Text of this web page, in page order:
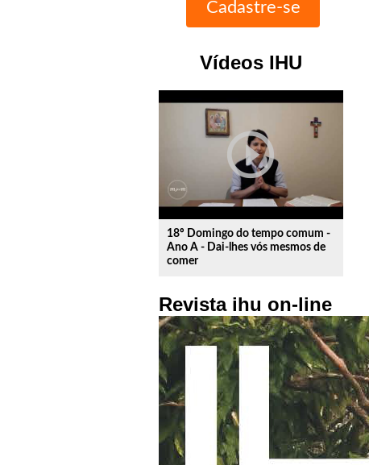
Vídeos IHU
play_circle_outline
18º Domingo do tempo comum -
Ano A - Dai-lhes vós mesmos de
comer
Revista ihu on-line